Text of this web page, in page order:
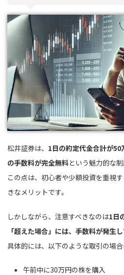
松井証券は、 1日の約定代金合計が50
の手数料が完全無料という魅力的な
この点は、初心者や少額投資を重視
きなメリットです。
しかしながら、注意すべきなのは1日
「超えた場合」には、手数料が発生
具体的には、以下のような取引の場合
午前中に30万円の株を購入